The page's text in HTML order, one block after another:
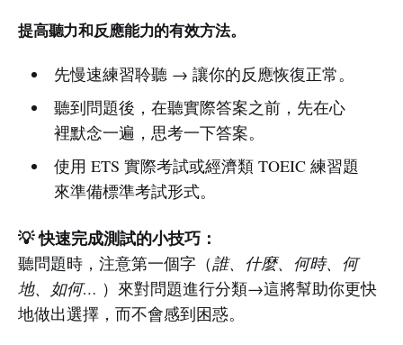
提高聽力和反應能力的有效方法。
先慢速練習聆聽 → 讓你的反應恢復正常。
聽到問題後，在聽實際答案之前，先在心
裡默念一遍，思考一下答案。
使用 ETS 實際考試或經濟類 TOEIC 練習題
來準備標準考試形式。
💡 快速完成測試的小技巧：
聽問題時，注意第一個字（誰、什麼、何時、何
地、如何… ）來對問題進行分類→這將幫助你更快
地做出選擇，而不會感到困惑。